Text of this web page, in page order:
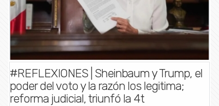
#REFLEXIONES | Sheinbaum y Trump, el
poder del voto y la razón los legitima;
reforma judicial, triunfó la 4t